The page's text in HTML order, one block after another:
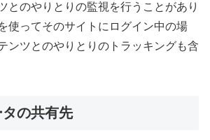
とのやりとりの監視を行うことがあり
使ってそのサイトにログイン中の場
ンツとのやりとりのトラッキングも含
の共有先